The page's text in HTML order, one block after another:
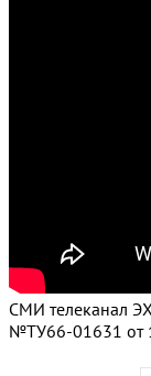
СМИ телеканал
№ТУ66-01631 от